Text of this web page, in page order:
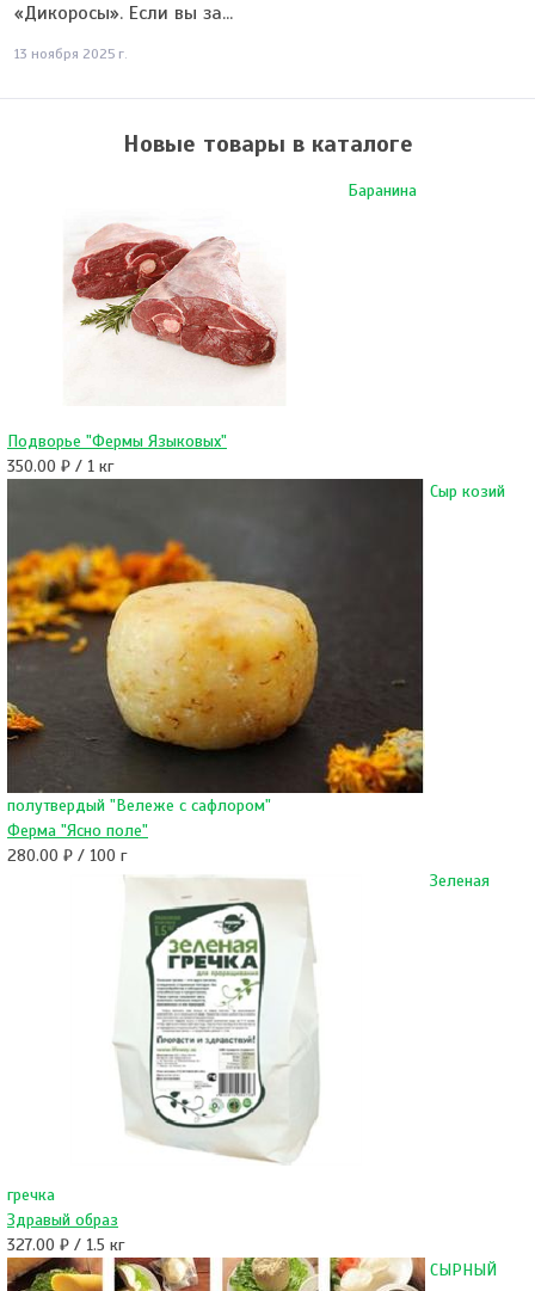
«Дикоросы». Если вы за...
13 ноября 2025 г.
Новые товары в каталоге
Баранина
Подворье "Фермы Языковых"
350.00 ₽ / 1 кг
Сыр козий
полутвердый "Вележе с сафлором"
Ферма "Ясно поле"
280.00 ₽ / 100 г
Зеленая
гречка
Здравый образ
327.00 ₽ / 1.5 кг
СЫРНЫЙ